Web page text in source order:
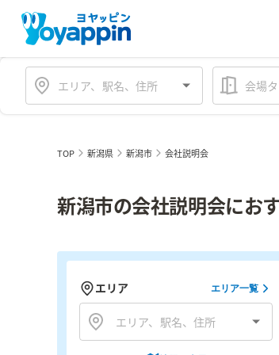
会場
TOP 新潟県 新潟市 会社説明会
新潟市の会社説明会にお
エリア エリア一覧